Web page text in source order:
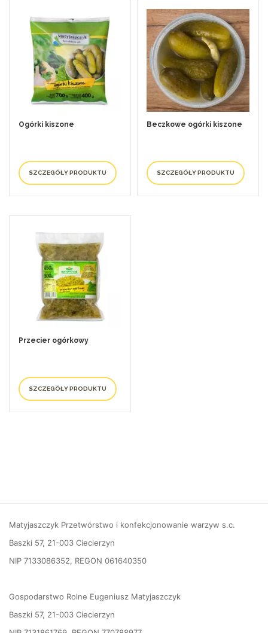
Ogórki kiszone
SZCZEGÓŁY PRODUKTU
Beczkowe ogórki kiszone
SZCZEGÓŁY PRODUKTU
Przecier ogórkowy
SZCZEGÓŁY PRODUKTU
Matyjaszczyk Przetwórstwo i konfekcjonowanie warzyw s.c.
Baszki 57, 21-003 Ciecierzyn
NIP 7133086352, REGON 061640350
Gospodarstwo Rolne Eugeniusz Matyjaszczyk
Baszki 57, 21-003 Ciecierzyn